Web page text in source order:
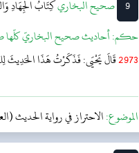
9 ‌‌صحيح البخاريكِتَابُ الجِهَادِ
حکم:أحاديث صحيح البخاريّ
2973قَالَ يَحْيَى: فَذَكَرْتُ هَذَا الحَدِيثَ
الموضوع:الاحتراز في رواية الحديث